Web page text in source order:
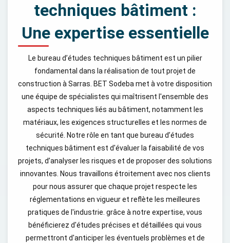
techniques bâtiment :
Une expertise essentielle
Le bureau d’études techniques bâtiment est un pilier
fondamental dans la réalisation de tout projet de
construction à Sarras. BET Sodeba met à votre disposition
une équipe de spécialistes qui maîtrisent l'ensemble des
aspects techniques liés au bâtiment, notamment les
matériaux, les exigences structurelles et les normes de
sécurité. Notre rôle en tant que bureau d’études
techniques bâtiment est d'évaluer la faisabilité de vos
projets, d’analyser les risques et de proposer des solutions
innovantes. Nous travaillons étroitement avec nos clients
pour nous assurer que chaque projet respecte les
réglementations en vigueur et reflète les meilleures
pratiques de l'industrie. grâce à notre expertise, vous
bénéficierez d'études précises et détaillées qui vous
permettront d'anticiper les éventuels problèmes et de